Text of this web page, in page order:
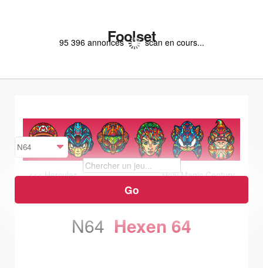
Foolset
95 396 annonces scan en cours...
<<< Hercules
Holy Magic Century
>>>
N64 Hexen 64